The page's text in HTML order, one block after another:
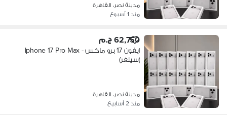
مدينة نصر، القاهرة
منذ 1 أسبوع
62,750 ج.م
ايفون 17 برو ماكس - Iphone 17 Pro Max
(سيلفر)
مدينة نصر، القاهرة
منذ 2 أسابيع